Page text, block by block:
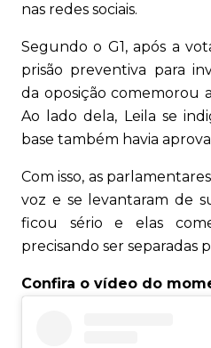
nas redes sociais.
Segundo o G1, após a
prisão preventiva para
da oposição comemorou
Ao lado dela, Leila se
base também havia
Com isso, as
voz e se levantaram de
ficou sério e elas
precisando ser separadas
Confira o vídeo do